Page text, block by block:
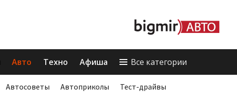
Авто Техно Афиша Все категории
Автосоветы Автоприколы Тест-драйвы